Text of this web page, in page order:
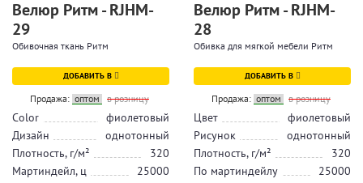
Велюр Ритм - RJHM-
29
Обивочная ткань Ритм
ДОБАВИТЬ В
Продажа: оптом в розницу
Color
фиолетовый
Дизайн
однотонный
Плотность, г/м²
320
Мартиндейл, ц
25000
Велюр Ритм - RJHM-
28
Обивка для мягкой мебели Ритм
ДОБАВИТЬ В
Продажа: оптом в розницу
Цвет
фиолетовый
Рисунок
однотонный
Плотность, г/м²
320
По мартиндейлу
25000